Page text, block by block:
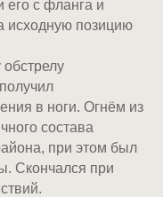
с фланга и
исходную позицию
в ноги. Огнём из
состава
при этом был
Скончался при